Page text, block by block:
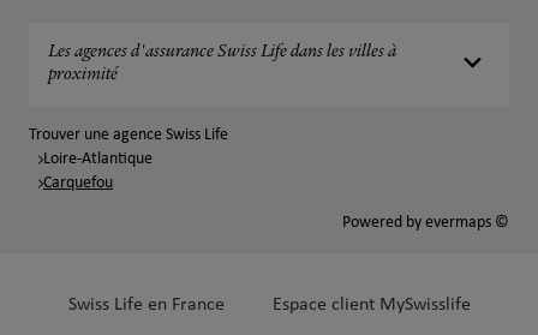
Les agences d'assurance Swiss Life dans les villes à
proximité
Trouver une agence Swiss Life
Loire-Atlantique
Carquefou
Powered by evermaps ©
Swiss Life en France Espace client MySwisslife